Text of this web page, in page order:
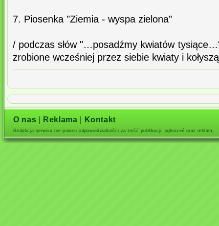
7. Piosenka "Ziemia - wyspa zielona"
/ podczas słów "…posadźmy kwiatów
zrobione wcześniej przez siebie kwiaty i
O nas Reklama Kontakt
Redakcja serwisu nie ponosi odpowiedzialności za treść publikacji, ogłoszeń oraz reklam.